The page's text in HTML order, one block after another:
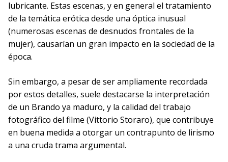
lubricante. Estas escenas, y en general el tratamiento
de la temática erótica desde una óptica inusual
(numerosas escenas de desnudos frontales de la
mujer), causarían un gran impacto en la sociedad de la
época.
Sin embargo, a pesar de ser ampliamente recordada
por estos detalles, suele destacarse la interpretación
de un Brando ya maduro, y la calidad del trabajo
fotográfico del filme (Vittorio Storaro), que contribuye
en buena medida a otorgar un contrapunto de lirismo
a una cruda trama argumental.